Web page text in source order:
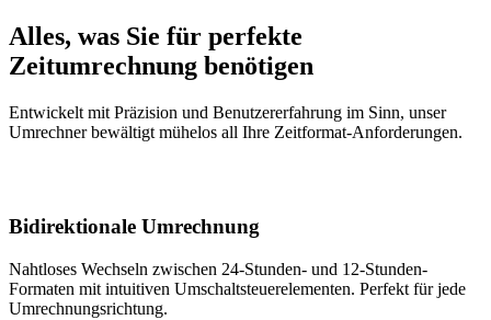
Alles, was Sie für perfekte
Zeitumrechnung benötigen
Entwickelt mit Präzision und Benutzererfahrung im Sinn, unser
Umrechner bewältigt mühelos all Ihre Zeitformat-Anforderungen.
Bidirektionale Umrechnung
Nahtloses Wechseln zwischen 24-Stunden- und 12-Stunden-
Formaten mit intuitiven Umschaltsteuerelementen. Perfekt für jede
Umrechnungsrichtung.